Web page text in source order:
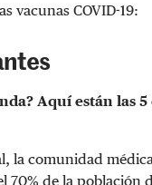
vacunas COVID-19:
Aquí están las 5
la comunidad
70% de la población